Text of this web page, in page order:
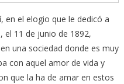
en el elogio que le dedicó a
el 11 de junio de 1892,
una sociedad donde es muy
con aquel amor de vida y
que la ha de amar en estos